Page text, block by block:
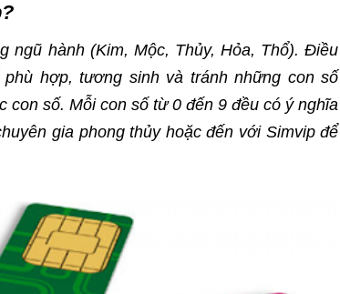
ngũ hành (Kim, Mộc, Thủy, Hỏa, Thổ). Điều
hợp, tương sinh và tránh những con số
con số. Mỗi con số từ 0 đến 9 đều có ý nghĩa
gia phong thủy hoặc đến với Simvip để